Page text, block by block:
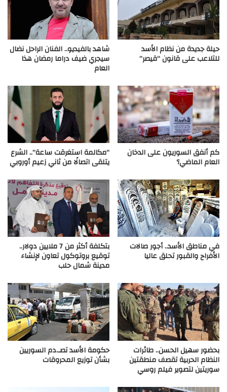
حيلة جديدة من نظام الأسد
للتلاعب على قانون “قيصر”
شاهد بالفيديو.. الفنان الراحل نضال
سيجري ضيف دراما رمضان هذا
العام
كم أنفق السوريون على الدخان
العام الماضي؟
“مكالمة استغرقت ساعة”.. الشرع
يتلقى اتصالًا من ثاني زعيم أوروبي
في مناطق الأسد.. أجور صالات
الأفراح والقبور تحلق عاليا
بتكلفة أكثر من 7 ملايين دولار..
توقيع بروتوكول تعاون لإنشاء
مدينة شمال حلب
بحضور سهيل الحسن.. طائرات
النظام الحربية تقصف منطقتين
سوريتين لتصوير فيلم روسي
حكومة الأسد تصـ.دم السوريين
بشأن توزيع المحروقات